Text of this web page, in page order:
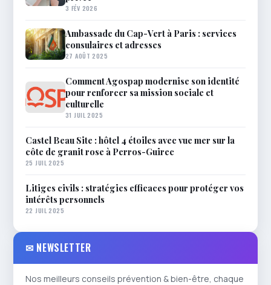
3 FÉV 2026
Ambassade du Cap-Vert à Paris : services
consulaires et adresses
27 AOÛT 2025
Comment Agospap modernise son identité
pour renforcer sa mission sociale et
culturelle
31 JUIL 2025
Castel Beau Site : hôtel 4 étoiles avec vue mer sur la
côte de granit rose à Perros-Guirec
25 JUIL 2025
Litiges civils : stratégies efficaces pour protéger vos
intérêts personnels
22 JUIL 2025
✉ NEWSLETTER
Nos meilleurs conseils prévention & bien-être, chaque